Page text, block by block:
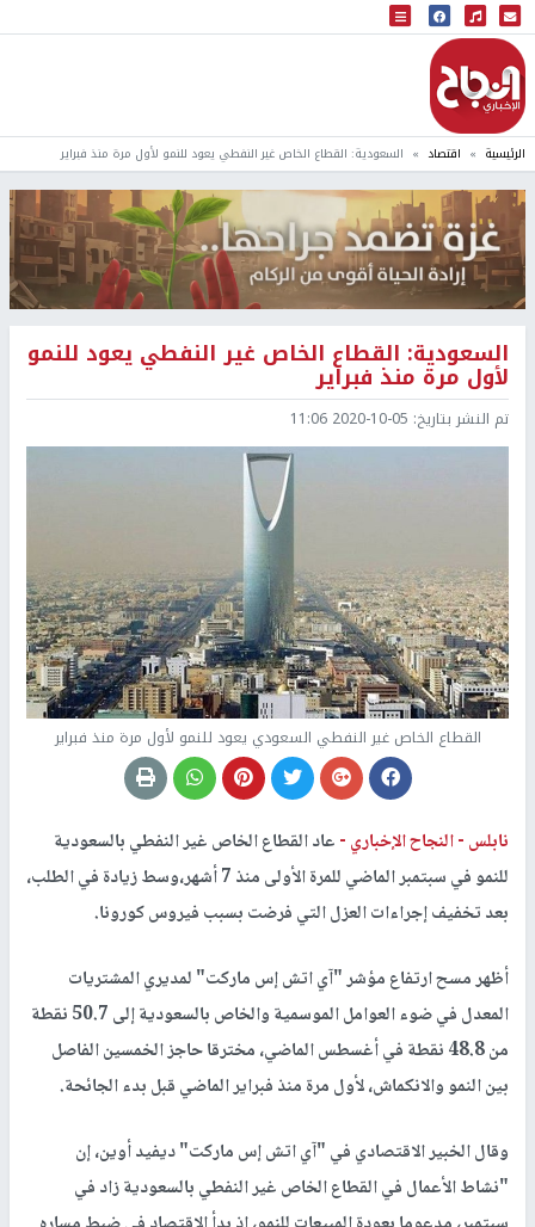
البث المباشر
إذاعة النجاح
الرئيسية اقتصاد السعودية: القطاع الخاص غير النفطي يعود للنمو لأول مرة منذ فبراير
السعودية: القطاع الخاص غير النفطي يعود للنمو
لأول مرة منذ فبراير
تم النشر بتاريخ: 2020-10-05 11:06
القطاع الخاص غير النفطي السعودي يعود للنمو لأول مرة منذ فبراير
نابلس -النجاح الإخباري -عاد القطاع الخاص غير النفطي بالسعودية
للنمو في سبتمبر الماضي للمرة الأولى منذ 7 أشهر،وسط زيادة في الطلب،
بعد تخفيف إجراءات العزل التي فرضت بسبب فيروس كورونا.
أظهر مسح ارتفاع مؤشر "آي اتش إس ماركت" لمديري المشتريات
المعدل في ضوء العوامل الموسمية والخاص بالسعودية إلى 50.7 نقطة
من 48.8 نقطة في أغسطس الماضي، مخترقا حاجز الخمسين الفاصل
بين النمو والانكماش، لأول مرة منذ فبراير الماضي قبل بدء الجائحة.
وقال الخبير الاقتصادي في "آي اتش إس ماركت" ديفيد أوين، إن
"نشاط الأعمال في القطاع الخاص غير النفطي بالسعودية زاد في